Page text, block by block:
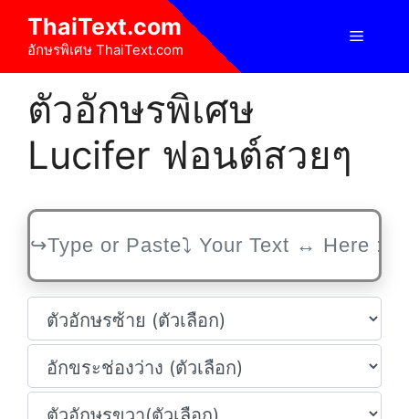
content
ThaiText.com
อักษรพิเศษ ThaiText.com
Menu
ตัวอักษรพิเศษ
Lucifer ฟอนต์สวยๆ